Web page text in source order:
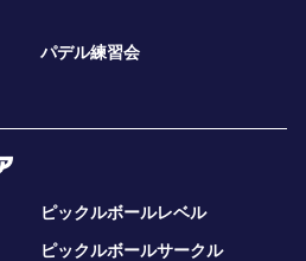
パデル練習会
ピックルボールレベル
ピックルボールサークル